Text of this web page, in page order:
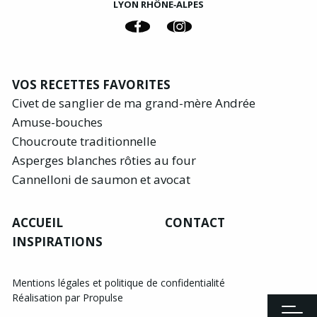
LYON RHÔNE‑ALPES
VOS RECETTES FAVORITES
Civet de sanglier de ma grand-mère Andrée
Amuse-bouches
Choucroute traditionnelle
Asperges blanches rôties au four
Cannelloni de saumon et avocat
ACCUEIL
INSPIRATIONS
CONTACT
Mentions légales et politique de confidentialité
Réalisation par Propulse